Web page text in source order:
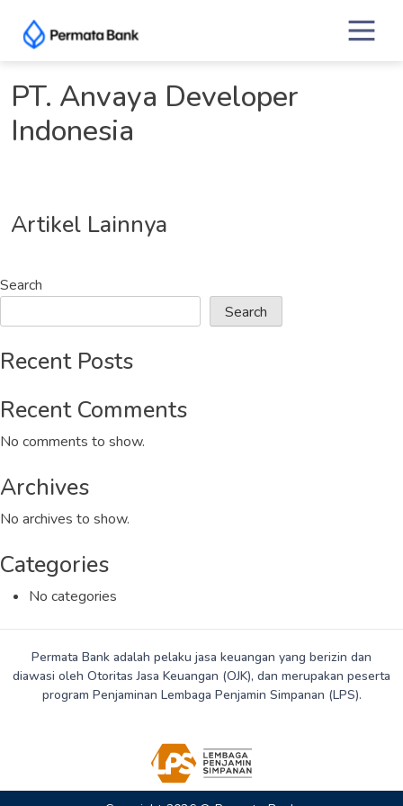
content
PT. Anvaya Developer
Indonesia
Artikel Lainnya
Search
Search
Recent Posts
Recent Comments
No comments to show.
Archives
No archives to show.
Categories
No categories
Permata Bank adalah pelaku jasa keuangan yang berizin dan
diawasi oleh Otoritas Jasa Keuangan (OJK), dan merupakan peserta
program Penjaminan Lembaga Penjamin Simpanan (LPS).